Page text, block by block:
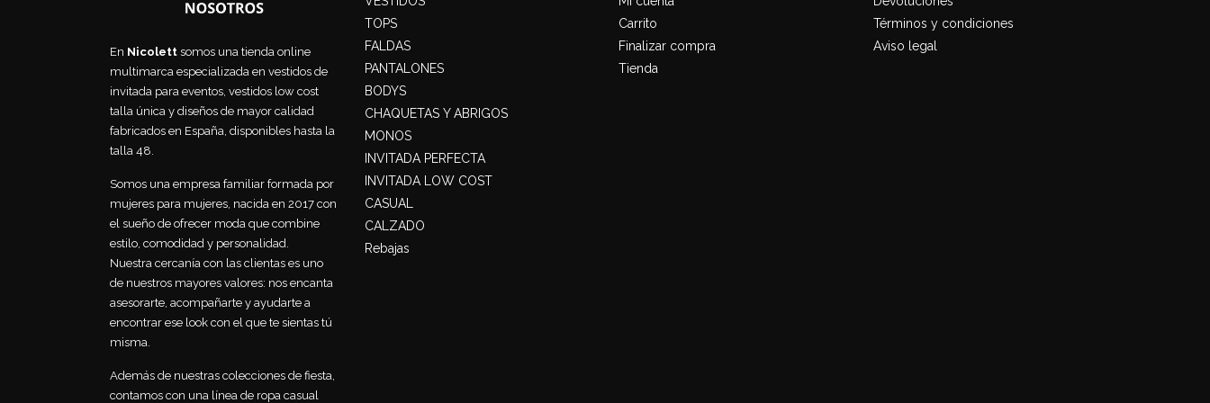
En Nicolett somos una tienda online
multimarca especializada en vestidos de
invitada para eventos, vestidos low cost
talla única y diseños de mayor calidad
fabricados en España, disponibles hasta la
talla 48.
Somos una empresa familiar formada por
mujeres para mujeres, nacida en 2017 con
el sueño de ofrecer moda que combine
estilo, comodidad y personalidad.
Nuestra cercanía con las clientas es uno
de nuestros mayores valores: nos encanta
asesorarte, acompañarte y ayudarte a
encontrar ese look con el que te sientas tú
misma.
Además de nuestras colecciones de fiesta,
contamos con una línea de ropa casual
TOPS
FALDAS
PANTALONES
BODYS
CHAQUETAS Y ABRIGOS
MONOS
INVITADA PERFECTA
INVITADA LOW COST
CASUAL
CALZADO
Rebajas
Carrito
Finalizar compra
Tienda
Términos y condiciones
Aviso legal